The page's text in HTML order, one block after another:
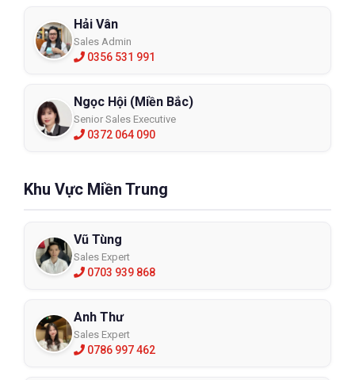
Hải Vân
Sales Admin
0356 531 991
Ngọc Hội (Miền Bắc)
Senior Sales Executive
0372 064 090
Khu Vực Miền Trung
Vũ Tùng
Sales Expert
0703 939 868
Anh Thư
Sales Expert
0786 997 462